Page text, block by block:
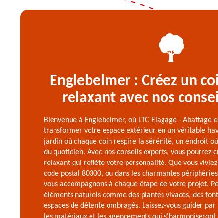
Englebelmer : Créez un
relaxant avec nos
Bienvenue à Englebelmer, où LTC Elagage - Abattage
transformer votre espace extérieur en un véritable
jardin où chaque coin respire la sérénité, un endroit
du quotidien. Avec nos conseils experts, vous pourrez
relaxant qui reflète votre personnalité. Que vous
code postal 80300, ou dans les charmantes
vous accompagnons à chaque étape de votre projet.
éléments naturels comme des plantes vivaces, des
espaces de détente ombragés. Laissez-vous guider